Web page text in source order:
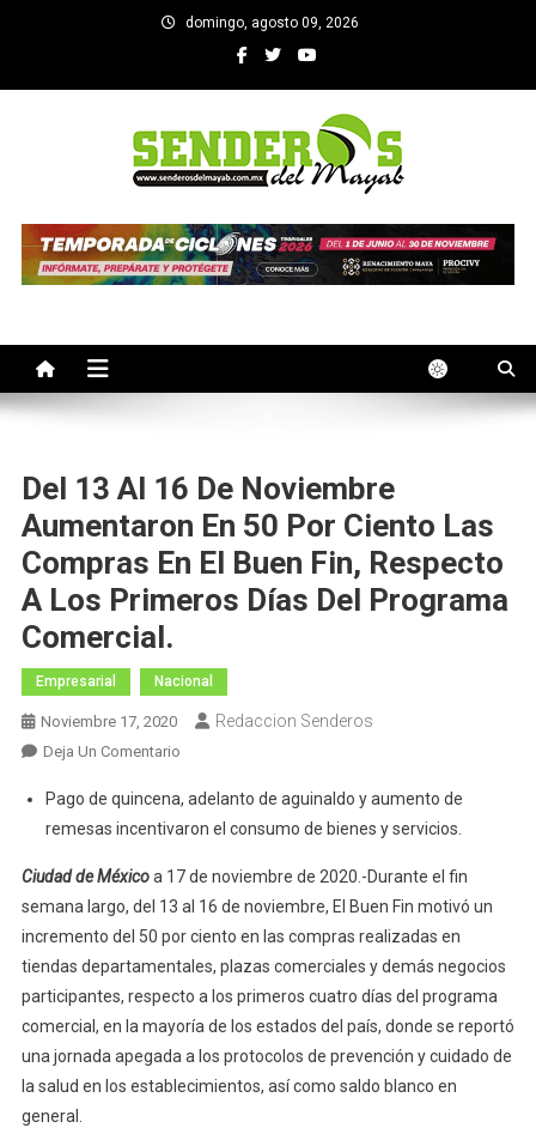
domingo, agosto 09, 2026
SENDEROS DEL MAYAB
Del 13 Al 16 De Noviembre
Aumentaron En 50 Por Ciento Las
Compras En El Buen Fin, Respecto
A Los Primeros Días Del Programa
Comercial.
Empresarial Nacional
Noviembre 17, 2020 Redaccion Senderos
Deja Un ComentarioEn
13
Al
De
Noviembre
Aumentaron
En
50
Por
Ciento
Las
Pago de quincena, adelanto de aguinaldo y aumento de
remesas incentivaron el consumo de bienes y servicios.
Ciudad de Méxicoa 17 de noviembre de 2020.-Durante el fin
semana largo, del 13 al 16 de noviembre, El Buen Fin motivó un
incremento del 50 por ciento en las compras realizadas en
tiendas departamentales, plazas comerciales y demás negocios
participantes, respecto a los primeros cuatro días del programa
comercial, en la mayoría de los estados del país, donde se reportó
una jornada apegada a los protocolos de prevención y cuidado de
la salud en los establecimientos, así como saldo blanco en
general.